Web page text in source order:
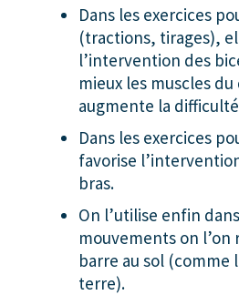
Dans les exercices
(tractions, tirages),
l’intervention des
mieux les muscles du
augmente la
Dans les exercices
favorise
bras.
On l’utilise enfin
mouvements on l’on
barre au sol (comme
terre).